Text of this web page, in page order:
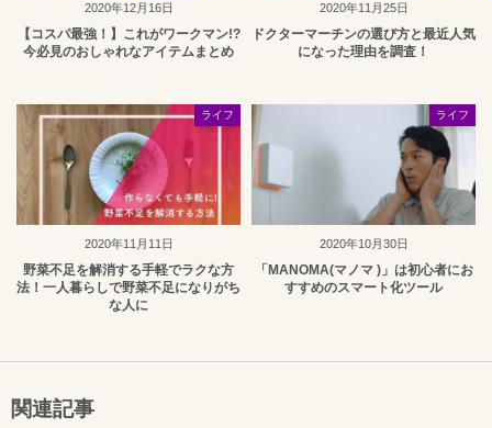
2020年12月16日
【コスパ最強！】これがワークマン!?
今必見のおしゃれなアイテムまとめ
2020年11月25日
ドクターマーチンの選び方と最近人気
になった理由を調査！
2020年11月11日
ライフ
野菜不足を解消する手軽でラクな方
法！一人暮らしで野菜不足になりがち
な人に
2020年10月30日
ライフ
「MANOMA(マノマ )」は初心者にお
すすめのスマート化ツール
関連記事